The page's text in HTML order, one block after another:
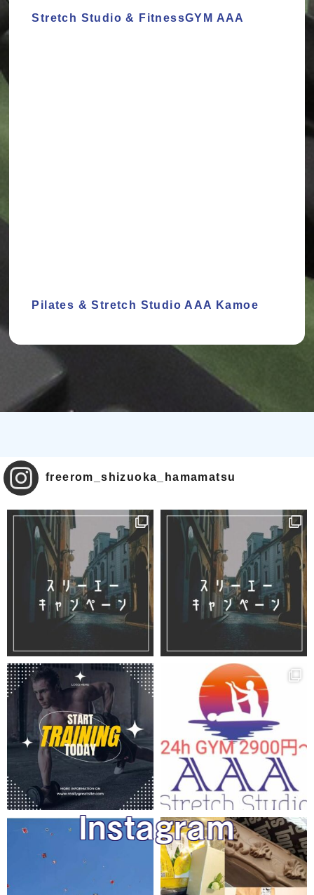
Stretch Studio & FitnessGYM AAA
Pilates & Stretch Studio AAA Kamoe
Instagram
freerom_shizuoka_hamamatsu